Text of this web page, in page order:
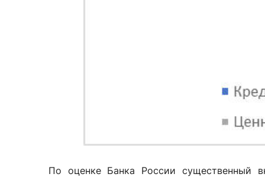
По оценке Банка России существенный